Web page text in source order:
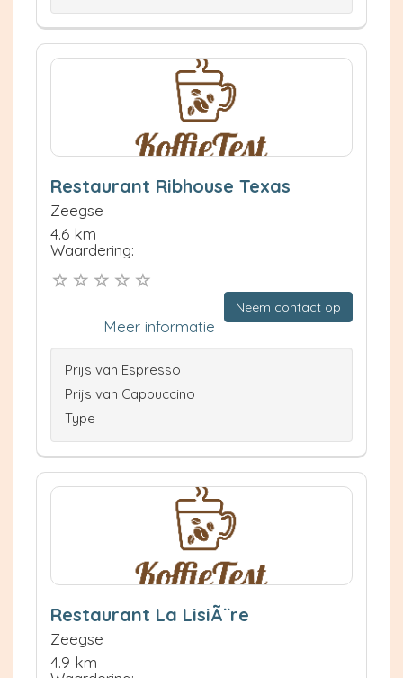
Restaurant Ribhouse Texas
Zeegse
4.6 km
Waardering:
Neem contact op
Meer informatie
Prijs van Espresso
Prijs van Cappuccino
Type
Restaurant La LisiÃ¨re
Zeegse
4.9 km